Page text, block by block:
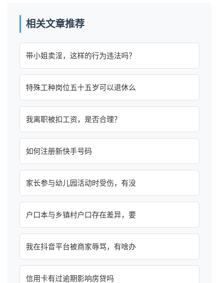
相关文章推荐
带小姐卖淫，这样的行为违法吗？
特殊工种岗位五十五岁可以退休么
我离职被扣工资，是否合理？
如何注册新快手号码
家长参与幼儿园活动时受伤，有没
户口本与乡镇村户口存在差异，要
我在抖音平台被商家辱骂，有啥办
信用卡有过逾期影响房贷吗